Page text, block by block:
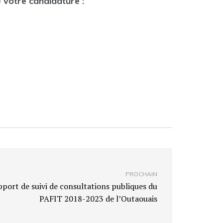
PROCHAIN
de suivi de consultations publiques du
PAFIT 2018-2023 de l’Outaouais